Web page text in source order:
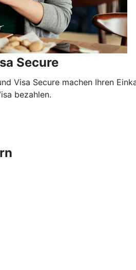
Secure
Visa Secure machen Ihren
bezahlen.